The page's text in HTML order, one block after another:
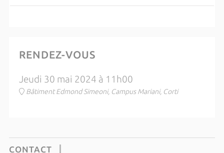
RENDEZ-VOUS
Jeudi 30 mai 2024 à 11h00
Bâtiment Edmond Simeoni, Campus Mariani, Corti
CONTACT